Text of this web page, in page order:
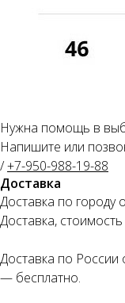
Нужна помощь в
Напишите или
/+7-950-988-19-88
Доставка
Доставка по городу
Доставка,
Доставка по России
— бесплатно.